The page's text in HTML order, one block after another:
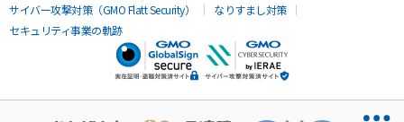
サイバー攻撃対策（GMO Flatt Security）
なりすまし対策
セキュリティ事業の軌跡